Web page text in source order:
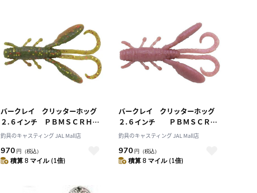
バークレイ クリッターホッグ
２.６インチ ＰＢＭＳＣＲＨ
２．６－Ｃ カモ
釣具のキャスティング JAL Mall店
970 円 （税込）
積算 8 マイル (1倍)
バークレイ クリッターホッグ
２.６インチ ＰＢＭＳＣＲＨ
２．６－ＭＭＺ ミミズ
釣具のキャスティング JAL Mall店
970 円 （税込）
積算 8 マイル (1倍)